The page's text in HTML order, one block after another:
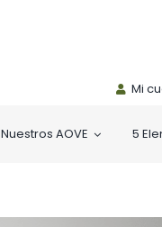
Mi
Nuestros AOVE 5